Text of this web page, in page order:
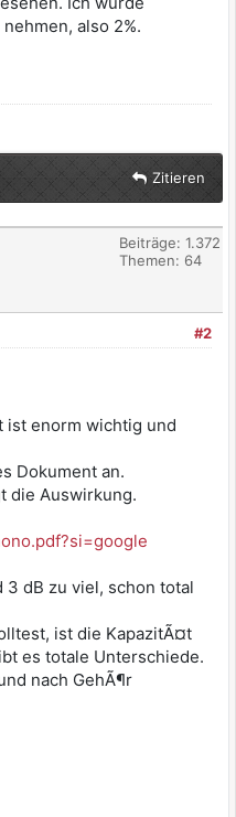
also 2%.
Zitieren
Beiträge: 1.372
Themen: 64
#2
ist enorm wichtig und
Dokument an.
die Auswirkung.
3 dB zu viel, schon total
ist die KapazitÃ¤t
es totale Unterschiede.
nach GehÃ¶r